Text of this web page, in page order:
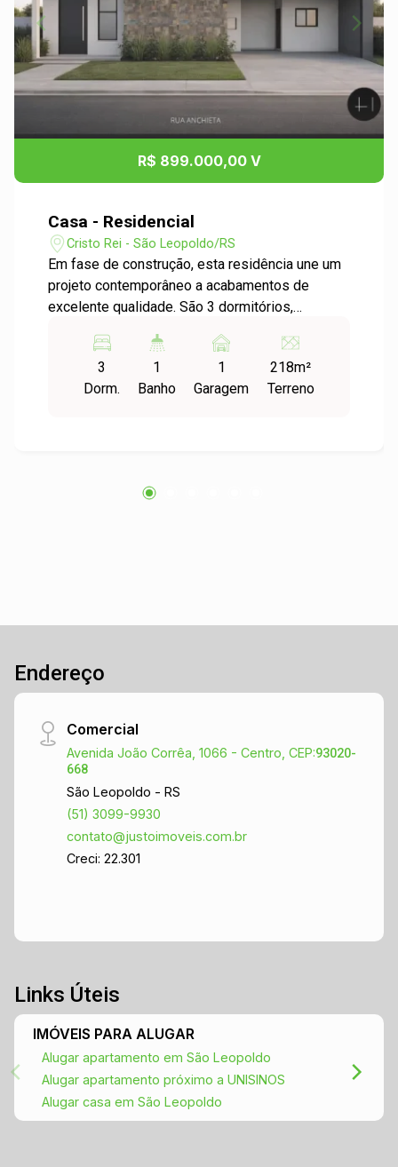
R$ 899.000,00 V
Casa - Residencial
Cristo Rei - São Leopoldo/RS
Em fase de construção, esta residência une um
projeto contemporâneo a acabamentos de
excelente qualidade. São 3 dormitórios,
de estar e jantar integradas, proporcionando
ambientes amplos e funcionais. O imóvel
também conta com banheiro social, espaço
acabamento em gesso e massa corrida, além de
3
Dorm.
1
Banho
1
Garagem
218m²
Terreno
Endereço
Comercial
Avenida João Corrêa, 1066 - Centro, CEP:93020-
668
São Leopoldo - RS
(51) 3099-9930
contato@justoimoveis.com.br
Creci: 22.301
Links Úteis
IMÓVEIS PARA ALUGAR
Alugar apartamento em São Leopoldo
Alugar apartamento próximo a UNISINOS
Alugar casa em São Leopoldo